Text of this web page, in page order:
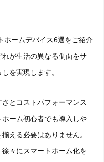
ホームデバイス6選をご紹介
が生活の異なる側面をサ
を実現します。
とコストパフォーマンス
ーム初心者でも導入しや
える必要はありません。
々にスマートホーム化を